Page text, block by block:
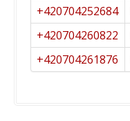
+420704252684
+420704260822
+420704261876